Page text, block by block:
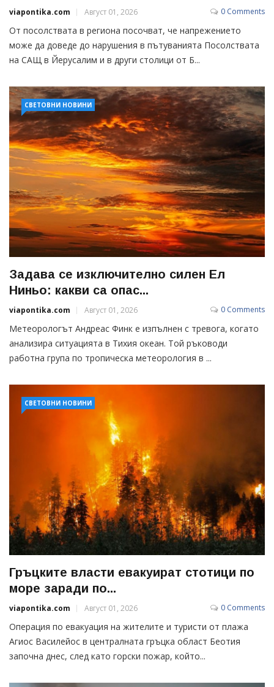
viapontika.com Август 01, 2026 0 Comments
От посолствата в региона посочват, че напрежението
може да доведе до нарушения в пътуванията Посолствата
на САЩ в Йерусалим и в други столици от Б...
СВЕТОВНИ НОВИНИ
Задава се изключително силен Ел
Ниньо: какви са опас...
viapontika.com Август 01, 2026 0 Comments
Метеорологът Андреас Финк е изпълнен с тревога, когато
анализира ситуацията в Тихия океан. Той ръководи
работна група по тропическа метеорология в ...
СВЕТОВНИ НОВИНИ
Гръцките власти евакуират стотици по
море заради по...
viapontika.com Август 01, 2026 0 Comments
Операция по евакуация на жителите и туристи от плажа
Агиос Василейос в централната гръцка област Беотия
започна днес, след като горски пожар, който...